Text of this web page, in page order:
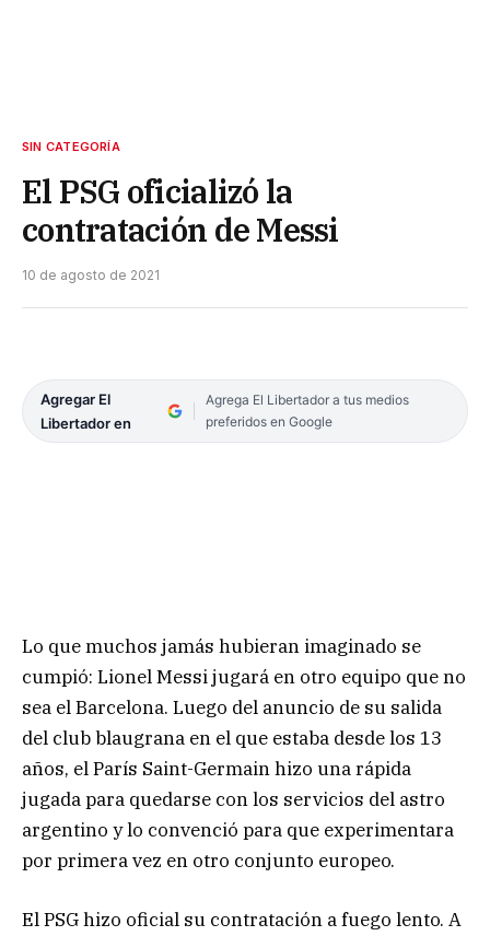
SIN CATEGORÍA
El PSG oficializó la
contratación de Messi
10 de agosto de 2021
Agregar El
Libertador en
Agrega El Libertador a tus medios
preferidos en Google
Lo que muchos jamás hubieran imaginado se
cumpió: Lionel Messi jugará en otro equipo que no
sea el Barcelona. Luego del anuncio de su salida
del club blaugrana en el que estaba desde los 13
años, el París Saint-Germain hizo una rápida
jugada para quedarse con los servicios del astro
argentino y lo convenció para que experimentara
por primera vez en otro conjunto europeo.
El PSG hizo oficial su contratación a fuego lento. A